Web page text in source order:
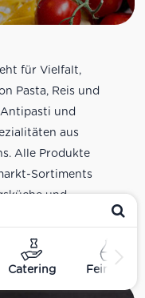
Catering Feinkost
für Vielfalt,
Pasta, Reis und
und
aus
Alle Produkte
Sortiments
und
online